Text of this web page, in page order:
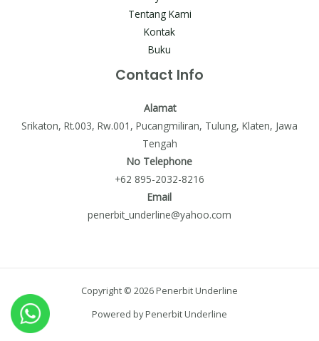
Tentang Kami
Kontak
Buku
Contact Info
Alamat
Srikaton, Rt.003, Rw.001, Pucangmiliran, Tulung, Klaten, Jawa
Tengah
No Telephone
+62 895-2032-8216
Email
penerbit_underline@yahoo.com
Copyright © 2026 Penerbit Underline
Powered by Penerbit Underline